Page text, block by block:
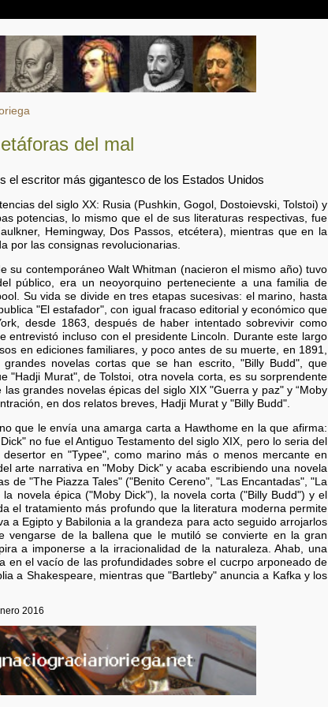
del mal
el escritor más gigantesco de los Estados Unidos
del siglo XX: Rusia (Pushkin, Gogol, Dostoievski, Tolstoi) y
potencias, lo mismo que el de sus literaturas respectivas, fue
Hemingway, Dos Passos, etcétera), mientras que en la
por las consignas revolucionarias.
su contemporáneo Walt Whitman (nacieron el mismo año) tuvo
público, era un neoyorquino perteneciente a una familia de
Su vida se divide en tres etapas sucesivas: el marino, hasta
"El estafador", con igual fracaso editorial y económico que
desde 1863, después de haber intentado sobrevivir como
incluso con el presidente Lincoln. Durante este largo
en ediciones familiares, y poco antes de su muerte, en 1891,
novelas cortas que se han escrito, "Billy Budd", que
"Hadji Murat", de Tolstoi, otra novela corta, es su sorprendente
grandes novelas épicas del siglo XIX "Guerra y paz" y “Moby
en dos relatos breves, Hadji Murat y "Billy Budd".
que le envía una amarga carta a Hawthome en la que afirma:
no fue el Antiguo Testamento del siglo XIX, pero lo seria del
en "Typee", como marino más o menos mercante en
arte narrativa en "Moby Dick" y acaba escribiendo una novela
de "The Piazza Tales" ("Benito Cereno", "Las Encantadas", "La
novela épica ("Moby Dick"), la novela corta ("Billy Budd") y el
el tratamiento más profundo que la literatura moderna permite
a Egipto y Babilonia a la grandeza para acto seguido arrojarlos
de la ballena que le mutiló se convierte en la gran
a imponerse a la irracionalidad de la naturaleza. Ahab, una
el vacío de las profundidades sobre el cucrpo arponeado de
a Shakespeare, mientras que "Bartleby" anuncia a Kafka y los
2016